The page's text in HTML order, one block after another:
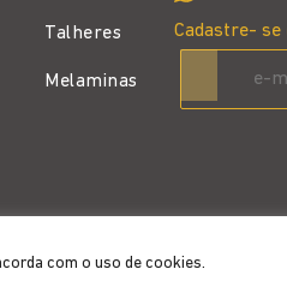
com o uso de cookies.
Talheres
Melaminas
Cadastre-